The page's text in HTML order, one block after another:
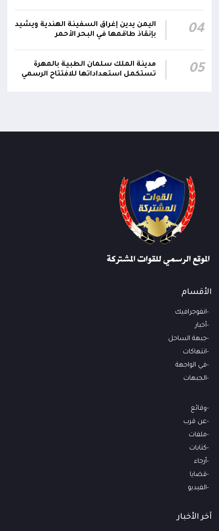
04
اليمن يدين إغراق السفينة الهندية ويشيد
بإنقاذ طاقمها في البحر الأحمر
05
مدينة الملك سلمان الطبية بالمهرة
تستكمل استعداداتها للافتتاح الرسمي
الأقسام
انفوجرافيك
أخبار
جبهة الساحل
انتهاكات
في الواجهة
الجبهات
وقائع
عن قرب
ملفات
كتابات
أرجاء
قضايا
الفيديو
آخر الأخبار